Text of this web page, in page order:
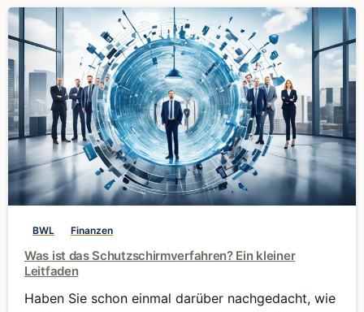
BWL Finanzen
Was ist das Schutzschirmverfahren? Ein kleiner
Leitfaden
Haben Sie schon einmal darüber nachgedacht, wie